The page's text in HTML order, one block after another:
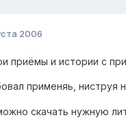
2006
приёмы и истории с
применяь, ниструя
скачать нужную